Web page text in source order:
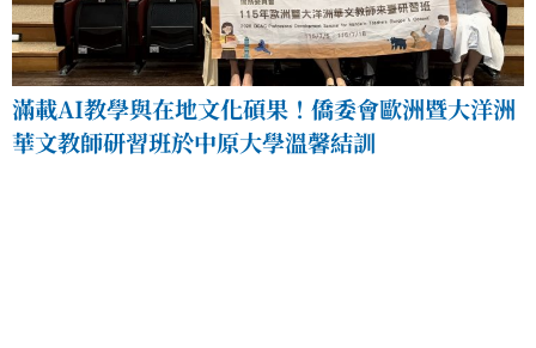
滿載AI教學與在地文化碩果！僑委會歐洲暨大洋洲
華文教師研習班於中原大學溫馨結訓